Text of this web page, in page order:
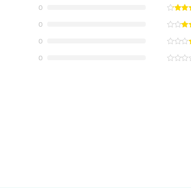
0
0
0
0